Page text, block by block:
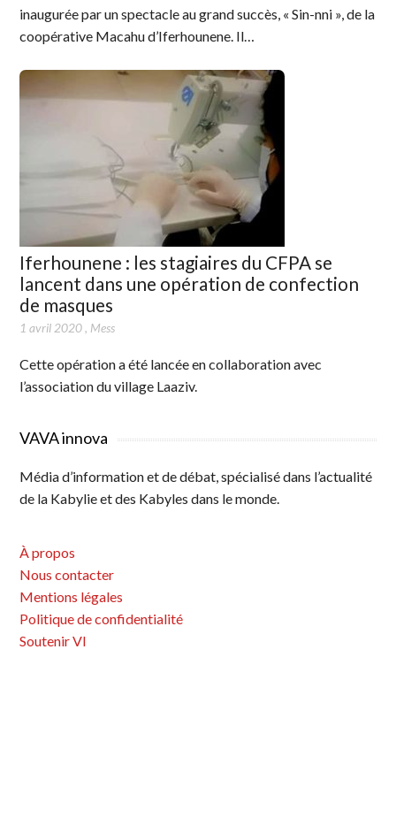
inaugurée par un spectacle au grand succès, « Sin-nni », de la
coopérative Macahu d’Iferhounene. Il…
Iferhounene : les stagiaires du CFPA se
lancent dans une opération de confection
de masques
1 avril 2020, Mess
Cette opération a été lancée en collaboration avec
l’association du village Laaziv.
VAVA innova
Média d’information et de débat, spécialisé dans l’actualité
de la Kabylie et des Kabyles dans le monde.
À propos
Nous contacter
Mentions légales
Politique de confidentialité
Soutenir VI